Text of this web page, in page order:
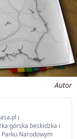
Autor
i
górska beskidzka i
Narodowym